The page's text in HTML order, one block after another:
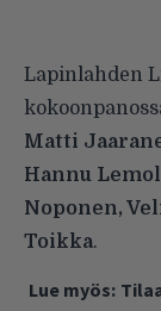
Lapinlahden
Matti
Hannu
Noponen,
Toikka.
Lue myös: